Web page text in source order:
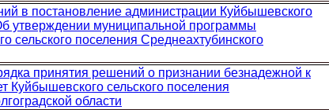
в постановление администрации Куйбышевского
утверждении муниципальной программы
сельского поселения Среднеахтубинского
принятия решений о признании безнадежной к
сельского поселения
области